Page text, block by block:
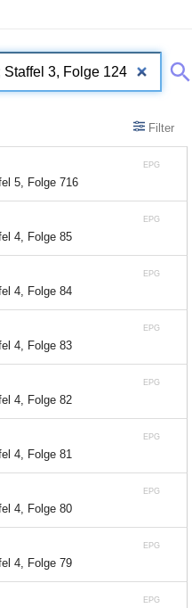
Filter
EPG
5, Folge 716
EPG
4, Folge 85
EPG
4, Folge 84
EPG
4, Folge 83
EPG
4, Folge 82
EPG
4, Folge 81
EPG
4, Folge 80
EPG
4, Folge 79
EPG